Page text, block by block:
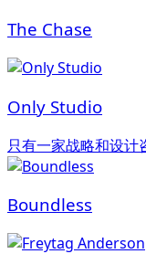
The Chase
Only Studio
只有一家战略和设计
Boundless